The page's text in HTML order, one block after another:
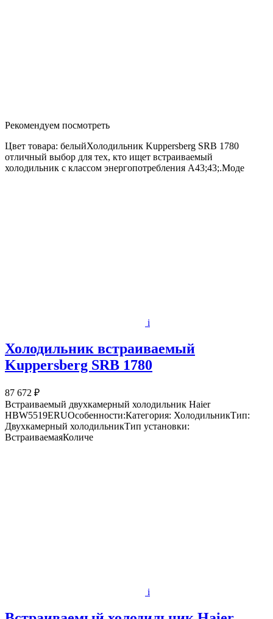
Рекомендуем посмотреть
Цвет товара: белыйХолодильник Kuppersberg SRB 1780
отличный выбор для тех, кто ищет встраиваемый
холодильник с классом энергопотребления A43;43;.Моде
i
Холодильник встраиваемый
Kuppersberg SRB 1780
87 672 ₽
Встраиваемый двухкамерный холодильник Haier
HBW5519ERUОсобенности:Категория: ХолодильникТип:
Двухкамерный холодильникТип установки:
ВстраиваемаяКоличе
i